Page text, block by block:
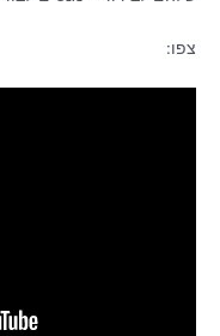
צפו: